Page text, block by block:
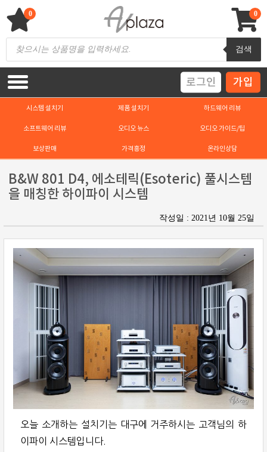
content
AV 플라자
하이파이 / 홈씨어터 전문 쇼핑몰
Products
search
검색
0
0
로그인 가입
시스템 설치기 제품 설치기 하드웨어 리뷰
소프트웨어 리뷰 오디오 뉴스 오디오 가이드/팁
보상판매 가격흥정 온라인상담
B&W 801 D4, 에소테릭(Esoteric) 풀시스템
을 매칭한 하이파이 시스템
작성일 : 2021년 10월 25일
오늘 소개하는 설치기는 대구에 거주하시는 고객님의 하
이파이 시스템입니다.